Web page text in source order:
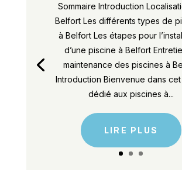
Sommaire Introduction
Belfort Les différents types de
à Belfort Les étapes pour
d’une piscine à Belfort
maintenance des piscines à
Introduction Bienvenue dans
dédié aux piscines à...
LIRE PLUS